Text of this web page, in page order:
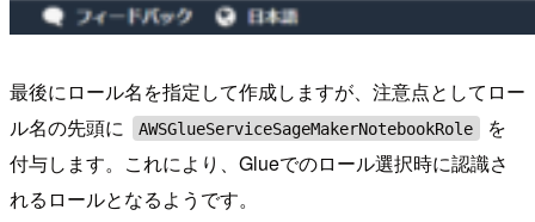
最後にロール名を指定して作成しますが、注意点としてロー
ル名の先頭に
AWSGlueServiceSageMakerNotebookRole
を
付与します。これにより、Glueでのロール選択時に認識さ
れるロールとなるようです。